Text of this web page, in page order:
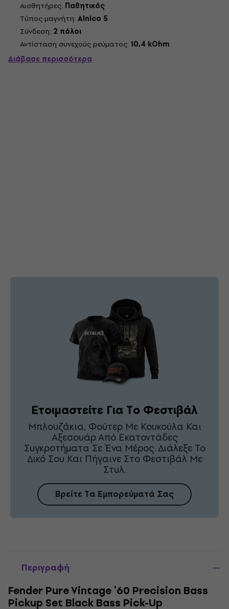
Αισθητήρες: Παθητικός
Τύπος μαγνήτη: Alnico 5
Σύνδεση: 2 πόλοι
Αντίσταση συνεχούς ρεύματος: 10,4 kOhm
Διάβασε περισσότερα
Ετοιμαστείτε Για Το Φεστιβάλ
Μπλουζάκια, Φούτερ Με Κουκούλα Και
Αξεσουάρ Από Εκατοντάδες
Συγκροτήματα Σε Ένα Μέρος. Διάλεξε Το
Δικό Σου Και Πήγαινε Στο Φεστιβάλ Με
Στυλ.
Βρείτε Τα Εμπορεύματά Σας
Περιγραφή
Fender Pure Vintage '60 Precision Bass
Pickup Set Black Bass Pick-Up